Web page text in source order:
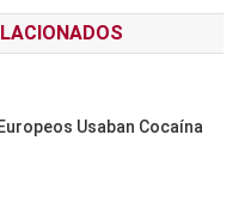
Usaban Cocaína